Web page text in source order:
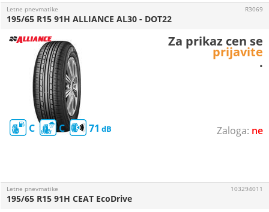
ne
Letne pnevmatike
C C 71
195/65 R15 91H ALLIANCE AL30 - DOT22
R3069
Za prikaz cen se
prijavite
.
Letne pnevmatike
195/65 R15 91H CEAT EcoDrive
103294011